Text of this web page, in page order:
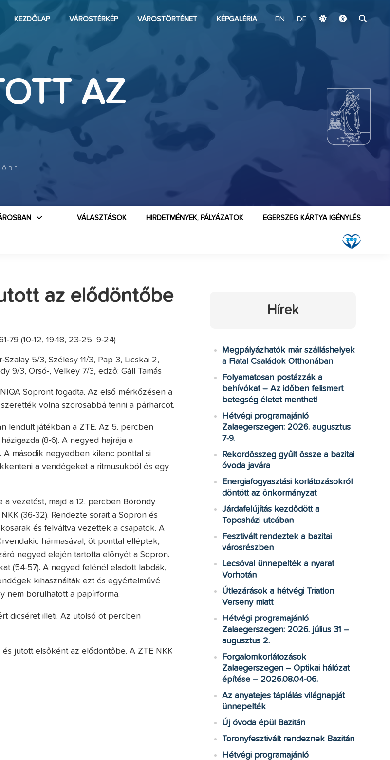
KEZDŐLAP VÁROSTÉRKÉP VÁROSTÖRTÉNET KÉPGALÉRIA EN DE
AZ
EGERSZEG KÁRTYA IGÉNYLÉS
HIRDETMÉNYEK, PÁLYÁZATOK
VÁLASZTÁSOK
az elődöntőbe
79 (10-12, 19-18, 23-25, 9-24)
Szalay 5/3, Szélesy 11/3, Pap 3, Licskai 2,
9/3, Orsó-, Velkey 7/3, edző: Gáll Tamás
Sopront fogadta. Az első mérkőzésen a
volna szorosabbá tenni a párharcot.
lendült játékban a ZTE. Az 5. percben
(8-6). A negyed hajrája a
A második negyedben kilenc ponttal si
a vendégeket a ritmusukból és egy
vezetést, majd a 12. percben Böröndy
(36-32). Rendezte sorait a Sopron és
és felváltva vezettek a csapatok. A
hármasával, öt ponttal elléptek,
negyed elején tartotta előnyét a Sopron.
(54-57). A negyed felénél eladott labdák,
kihasználták ezt és egyértelművé
nem borulhatott a papírforma.
dicséret illeti. Az utolsó öt percben
jutott elsőként az elődöntőbe. A ZTE NKK
Hírek
Megpályázhatók már szálláshelyek
a Fiatal Családok Otthonában
Folyamatosan postázzák a
behívókat – Az időben felismert
betegség életet menthet!
Hétvégi programajánló
Zalaegerszegen: 2026. augusztus
7-9.
Rekordösszeg gyűlt össze a bazitai
óvoda javára
Energiafogyasztási korlátozásokról
döntött az önkormányzat
Járdafelújítás kezdődött a
Toposházi utcában
Fesztivált rendeztek a bazitai
városrészben
Lecsóval ünnepelték a nyarat
Vorhotán
Útlezárások a hétvégi Triatlon
Verseny miatt
Hétvégi programajánló
Zalaegerszegen: 2026. július 31 –
augusztus 2.
Forgalomkorlátozások
Zalaegerszegen – Optikai hálózat
építése – 2026.08.04-06.
Az anyatejes táplálás világnapját
ünnepelték
Új óvoda épül Bazitán
Toronyfesztivált rendeznek Bazitán
Hétvégi programajánló